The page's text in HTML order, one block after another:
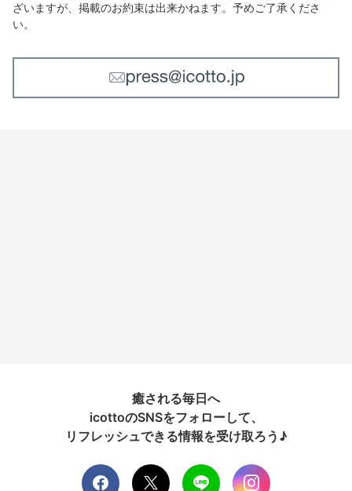
ざいますが、掲載のお約束は出来かねます。予めご了承くださ
い。
癒される毎日へ
icottoのSNSをフォローして、
リフレッシュできる情報を受け取ろう♪